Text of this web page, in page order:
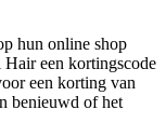
hun online shop
een kortingscode
een korting van
benieuwd of het